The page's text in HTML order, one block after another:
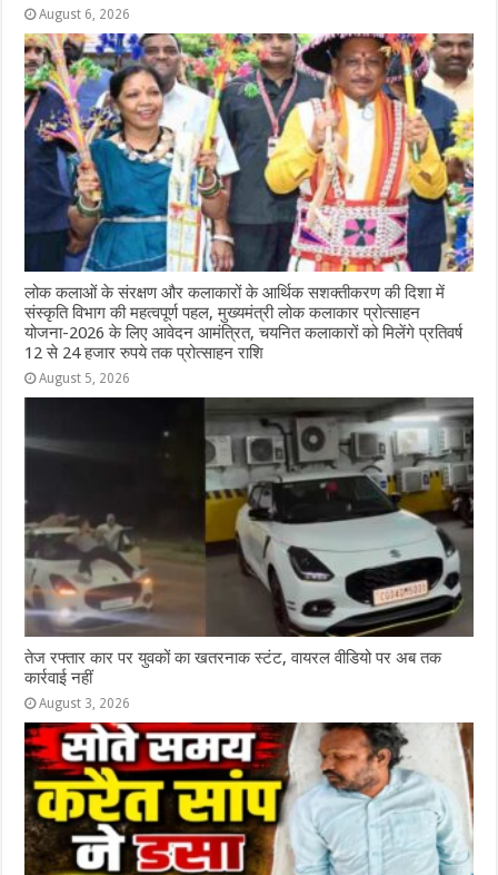
August 6, 2026
लोक कलाओं के संरक्षण और कलाकारों के आर्थिक सशक्तीकरण की दिशा में
संस्कृति विभाग की महत्वपूर्ण पहल, मुख्यमंत्री लोक कलाकार प्रोत्साहन
योजना-2026 के लिए आवेदन आमंत्रित, चयनित कलाकारों को मिलेंगे प्रतिवर्ष
12 से 24 हजार रुपये तक प्रोत्साहन राशि
August 5, 2026
तेज रफ्तार कार पर युवकों का खतरनाक स्टंट, वायरल वीडियो पर अब तक
कार्रवाई नहीं
August 3, 2026